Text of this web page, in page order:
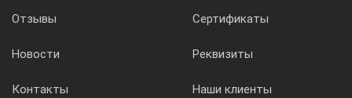
Отзывы Сертификаты
Новости Реквизиты
Контакты Наши клиенты